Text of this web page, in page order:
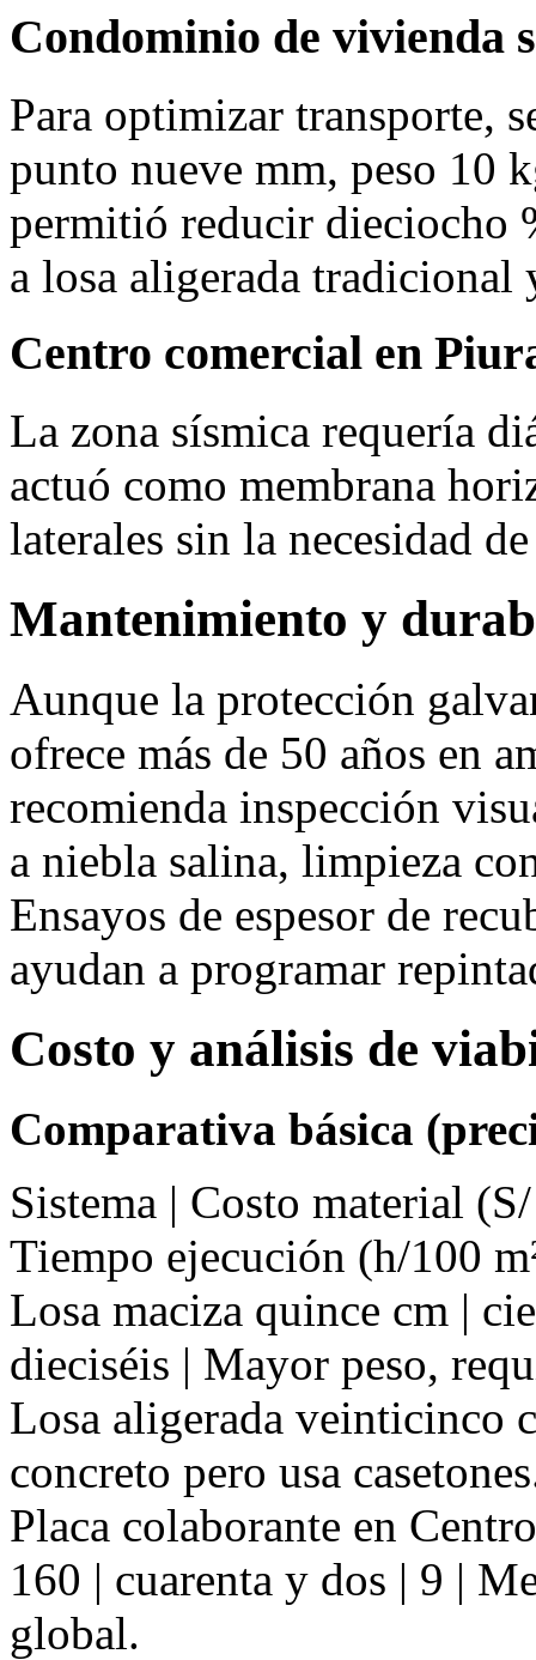
Condominio de vivienda
Para optimizar transporte,
punto nueve mm, peso 10
permitió reducir dieciocho
a losa aligerada tradicional
Centro comercial en
La zona sísmica requería
actuó como membrana
laterales sin la necesidad
Mantenimiento y
Aunque la protección
ofrece más de 50 años en
recomienda inspección
a niebla salina, limpieza
Ensayos de espesor de
ayudan a programar
Costo y análisis de
Comparativa básica
Sistema | Costo material
Tiempo ejecución (h/100
Losa maciza quince cm |
dieciséis | Mayor peso,
Losa aligerada veinticinco
concreto pero usa
Placa colaborante en
160 | cuarenta y dos | 9 |
global.